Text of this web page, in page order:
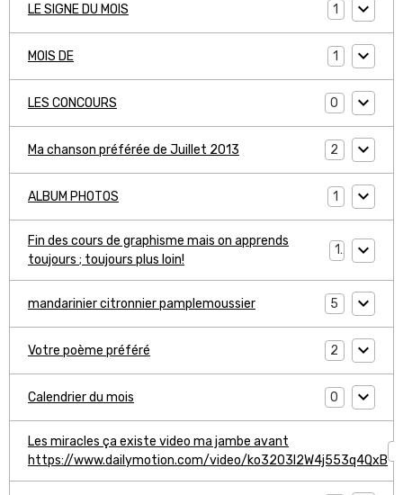
LE SIGNE DU MOIS 1
MOIS DE 1
LES CONCOURS 0
Ma chanson préférée de Juillet 2013 2
ALBUM PHOTOS 1
Fin des cours de graphisme mais on apprends
toujours ; toujours plus loin!
1
mandarinier citronnier pamplemoussier 5
Votre poème préféré 2
Calendrier du mois 0
Les miracles ça existe video ma jambe avant
https://www.dailymotion.com/video/ko3203l2W4j553q4QxB